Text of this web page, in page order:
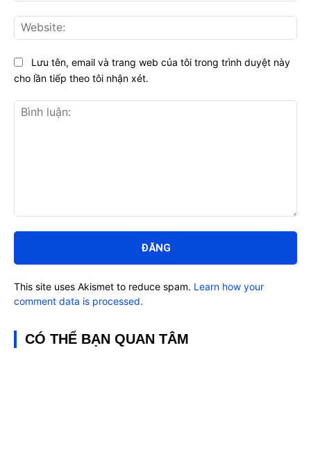
luận:
Lưu tên, email và trang web của tôi trong trình duyệt này
cho lần tiếp theo tôi nhận xét.
This site uses Akismet to reduce spam. Learn how your
comment data is processed.
CÓ THỂ BẠN QUAN TÂM